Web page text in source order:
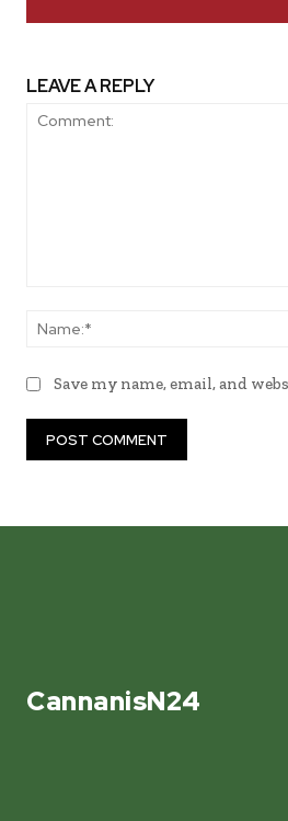
LEAVE A REPLY
Save my name, email, and
CannanisN24